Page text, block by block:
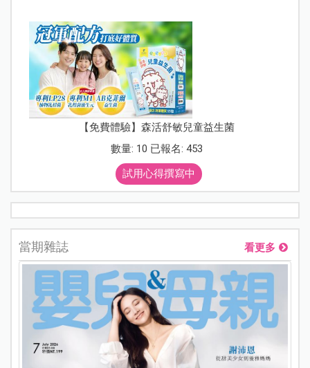
【免費體驗】森活舒敏兒童益生菌
數量: 10 已報名: 453
試用心得撰寫中
當期雜誌 看更多